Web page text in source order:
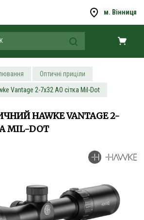
м. Вінниця
Оптичні приціли
Vantage 2-7x32 AO сітка Mil-Dot
HAWKE VANTAGE 2-
MIL-DOT